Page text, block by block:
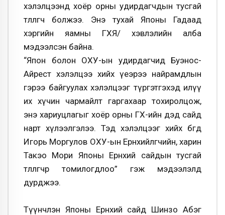
хэлэлцээнд хоёр орны удирдагчдын тусгай
төлөөлөгч болжээ. Энэ тухай Японы Гадаад
хэргийн яамны ГХЯ/ хэвлэлийн алба
мэдээлсэн байна.
“Япон болон ОХУ-ын удирдагчид Буэнос-
Айрест хэлэлцээ хийх үеэрээ найрамдлын
гэрээ байгуулах хэлэлцээг түргэтгэхэд илүү
их хүчин чармайлт гаргахаар тохиролцож,
энэ хариуцлагыг хоёр орны ГХ-ийн дэд сайд
нарт хүлээлгэлээ. Тэд хэлэлцээг хийх бөгөөд
Игорь Моргулов ОХУ-ын Ерөнхийлөгчийн, харин
Такэо Мори Японы Ерөнхий сайдын тусгай
төлөөлөгчөөр томилогдлоо” гэж мэдээлэлд
дурджээ.
Түүнчлэн Японы Ерөнхий сайд Шинзо Абэг